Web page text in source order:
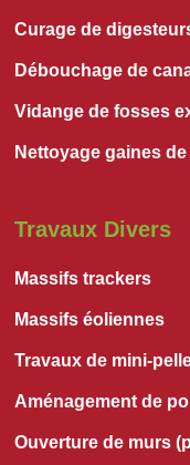
Curage de
Débouchage de
Vidange de fosses
Nettoyage gaines
Travaux Divers
Massifs trackers
Massifs éoliennes
Travaux de mini-
Aménagement de
Ouverture de murs